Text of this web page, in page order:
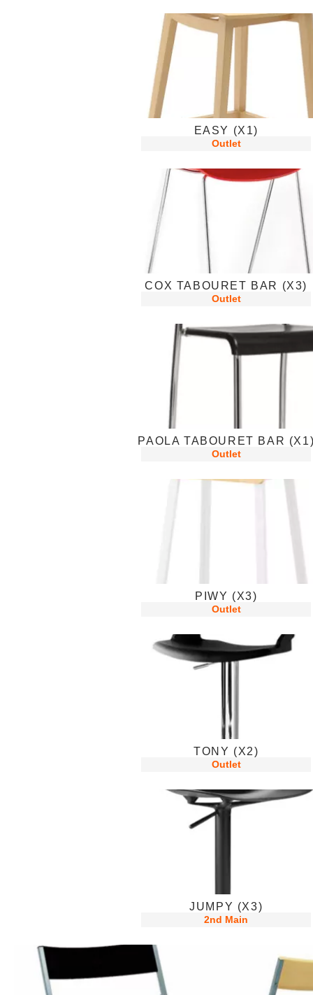
EASY (X1)
Outlet
COX TABOURET BAR (X3)
Outlet
PAOLA TABOURET BAR
Outlet
PIWY (X3)
Outlet
TONY (X2)
Outlet
JUMPY (X3)
2nd Main